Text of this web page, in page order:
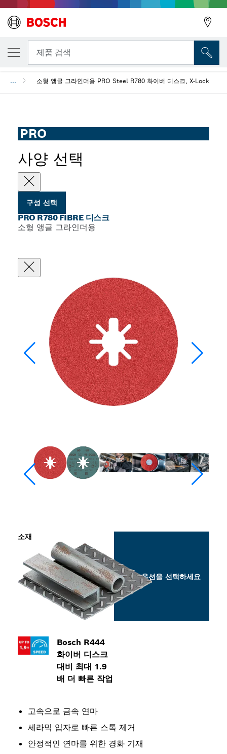
제품 검색
... 소형 앵글 그라인더용 PRO Steel R780 화이버 디스크, X-Lock
PRO
사양 선택
구성 선택
PRO R780 FIBRE 디스크
소형 앵글 그라인더용
Bosch R444
화이버 디스크
대비 최대 1.9
배 더 빠른 작업
고속으로 금속 연마
세라믹 입자로 빠른 스톡 제거
안정적인 연마를 위한 경화 기재
소재
옵션을 선택하세요
선택한 변형
PRO R780 Fibre 디스크